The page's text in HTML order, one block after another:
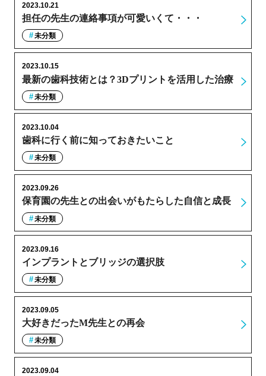
担任の先生の連絡事項が可愛いくて・・・
2023.10.21
未分類
最新の歯科技術とは？3Dプリントを活用した治療
2023.10.15
未分類
歯科に行く前に知っておきたいこと
2023.10.04
未分類
保育園の先生との出会いがもたらした自信と成長
2023.09.26
未分類
インプラントとブリッジの選択肢
2023.09.16
未分類
大好きだったM先生との再会
2023.09.05
未分類
2023.09.04